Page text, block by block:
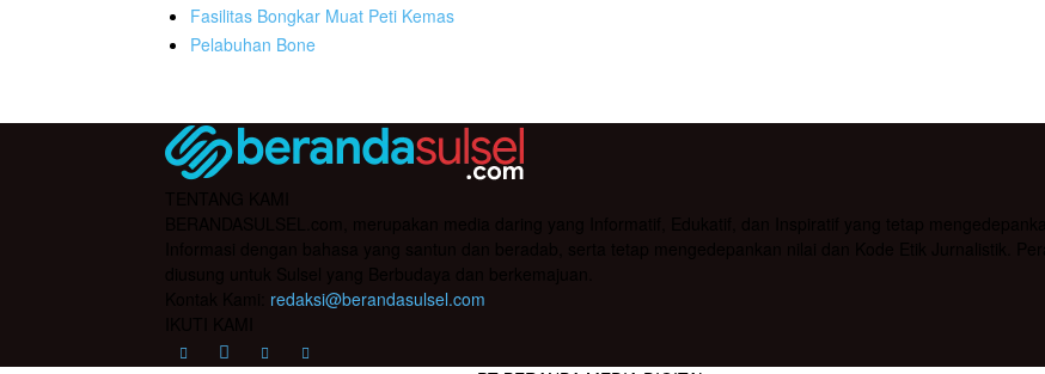
Fasilitas Bongkar Muat Peti Kemas
Pelabuhan Bone
redaksi@berandasulsel.com